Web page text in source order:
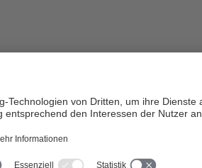
von unseren Medien stärker
New York usw.) verglichen. Ihre